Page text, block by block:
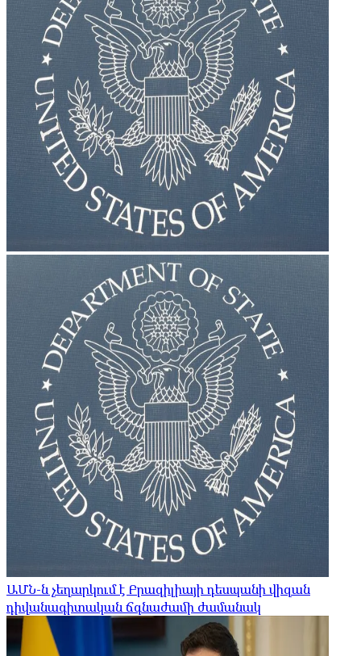
ԱՄՆ-ն չեղարկում է Բրազիլիայի դեսպանի վիզան
դիվանագիտական ​​ճգնաժամի ժամանակ